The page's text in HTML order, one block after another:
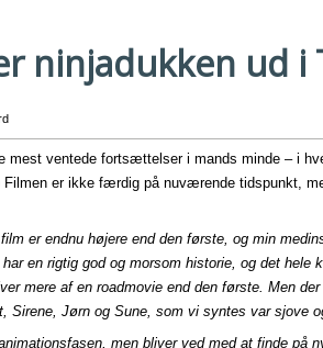
ninjadukken ud i
mest ventede fortsættelser i mands minde – i
er ikke færdig på nuværende tidspunkt,
er endnu højere end den første, og min
en rigtig god og morsom historie, og det hele
mere af en roadmovie end den første. Men
Sirene, Jørn og Sune, som vi syntes var sjove
men bliver ved med at finde på